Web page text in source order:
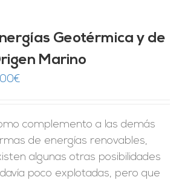
Geotérmica y de
Marino
€
complemento a las demás
de energías renovables,
algunas otras posibilidades
poco explotadas, pero que